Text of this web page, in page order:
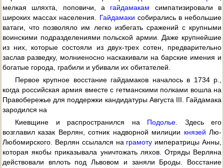
мелкая шляхта, поповичи, а гайдамакам симпатизировали в
широких массах населения. Гайдамаки собирались в небольшие
ватаги, что позволяло им легко избегать сражений с крупными
воинскими подразделениями польской армии. Даже крупнейшие
из них, которые состояли из двух-трех сотен, предварительно
заслав разведку, молниеносно наскакивали на барские имения и
богатые города, грабили и убивали их обитателей.
Первое крупное восстание гайдамаков началось в 1734 p.,
когда российская армия вместе с гетманскими полками вошла на
Правобережье для поддержки кандидатуры Августа III. Гайдамака
зародился на
Киевщине и распространился на Подолье . Здесь его
возглавил казак Верлян, сотник надворной милиции князей Лю-
Любомирского. Верлян ссылался на грамоту императрицы Анны,
которая якобы приказывала уничтожать ляхов. Отряды Верляна
действовали вплоть под Львовом и заняли Броды. Восстание